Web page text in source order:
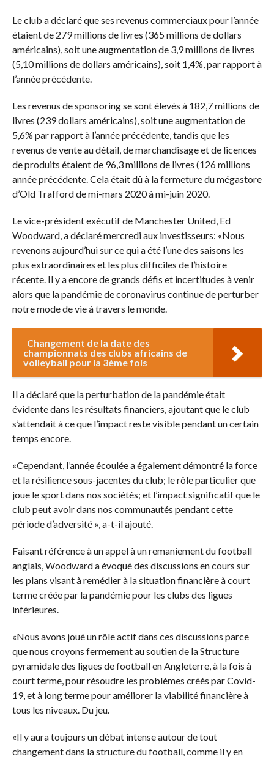
Le club a déclaré que ses revenus commerciaux pour l’année
étaient de 279 millions de livres (365 millions de dollars
américains), soit une augmentation de 3,9 millions de livres
(5,10 millions de dollars américains), soit 1,4%, par rapport à
l’année précédente.
Les revenus de sponsoring se sont élevés à 182,7 millions de
livres (239 dollars américains), soit une augmentation de
5,6% par rapport à l’année précédente, tandis que les
revenus de vente au détail, de marchandisage et de licences
de produits étaient de 96,3 millions de livres (126 millions
année précédente. Cela était dû à la fermeture du mégastore
d’Old Trafford de mi-mars 2020 à mi-juin 2020.
Le vice-président exécutif de Manchester United, Ed
Woodward, a déclaré mercredi aux investisseurs: «Nous
revenons aujourd’hui sur ce qui a été l’une des saisons les
plus extraordinaires et les plus difficiles de l’histoire
récente. Il y a encore de grands défis et incertitudes à venir
alors que la pandémie de coronavirus continue de perturber
notre mode de vie à travers le monde.
Changement de la date des
championnats des clubs africains de
volleyball pour la 3ème fois
Il a déclaré que la perturbation de la pandémie était
évidente dans les résultats financiers, ajoutant que le club
s’attendait à ce que l’impact reste visible pendant un certain
temps encore.
«Cependant, l’année écoulée a également démontré la force
et la résilience sous-jacentes du club; le rôle particulier que
joue le sport dans nos sociétés; et l’impact significatif que le
club peut avoir dans nos communautés pendant cette
période d’adversité », a-t-il ajouté.
Faisant référence à un appel à un remaniement du football
anglais, Woodward a évoqué des discussions en cours sur
les plans visant à remédier à la situation financière à court
terme créée par la pandémie pour les clubs des ligues
inférieures.
«Nous avons joué un rôle actif dans ces discussions parce
que nous croyons fermement au soutien de la Structure
pyramidale des ligues de football en Angleterre, à la fois à
court terme, pour résoudre les problèmes créés par Covid-
19, et à long terme pour améliorer la viabilité financière à
tous les niveaux. Du jeu.
«Il y aura toujours un débat intense autour de tout
changement dans la structure du football, comme il y en